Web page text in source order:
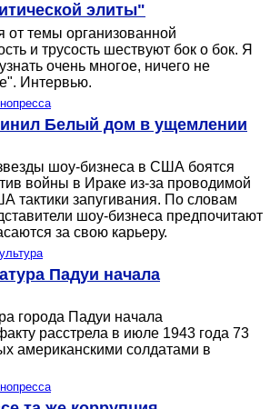
элиты"
темы организованной
и трусость шествуют бок о бок. Я
очень многое, ничего не
Интервью.
Белый дом в ущемлении
шоу-бизнеса в США боятся
войны в Ираке из-за проводимой
тактики запугивания. По словам
шоу-бизнеса предпочитают
за свою карьеру.
Падуи начала
города Падуи начала
расстрела в июле 1943 года 73
американскими солдатами в